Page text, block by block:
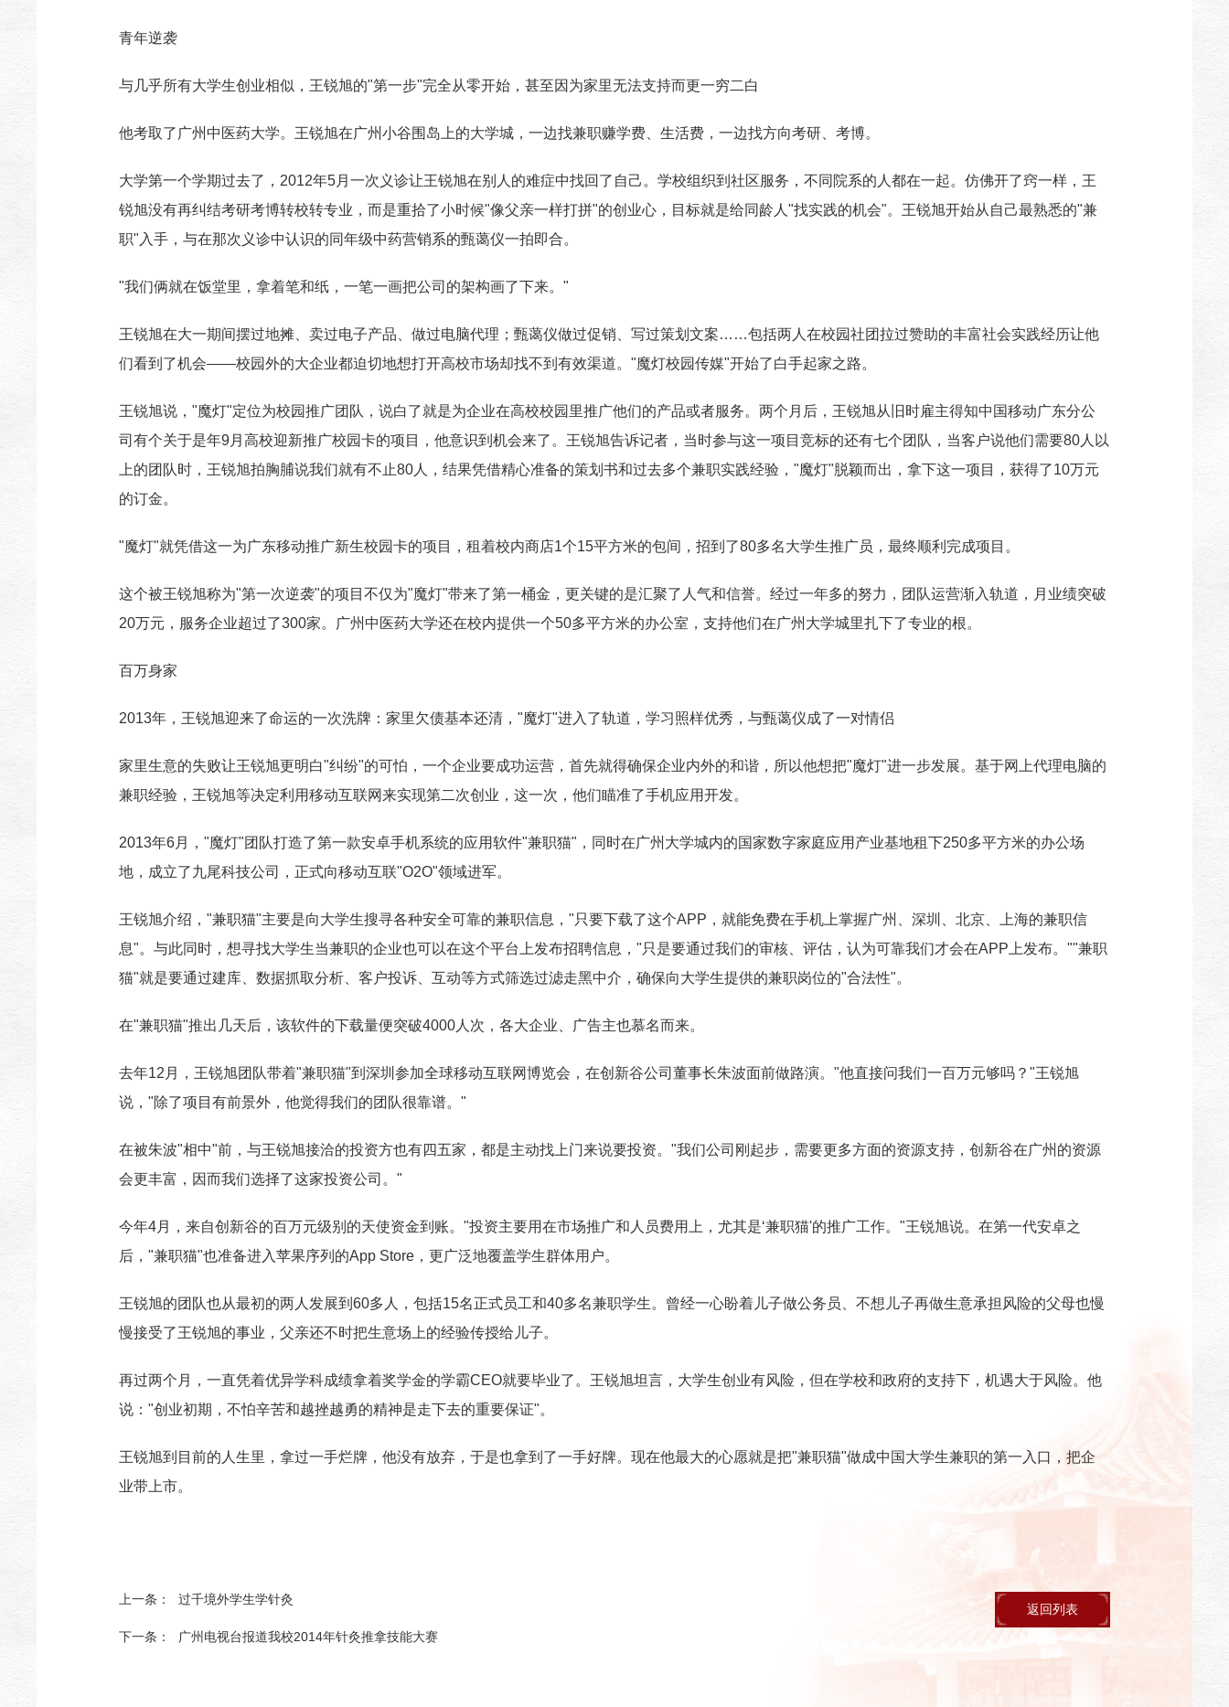
青年逆袭
与几乎所有大学生创业相似，王锐旭的"第一步"完全从零开始，甚至因为家里无法支持而更一穷二白
他考取了广州中医药大学。王锐旭在广州小谷围岛上的大学城，一边找兼职赚学费、生活费，一边找方向考研、考博。
大学第一个学期过去了，2012年5月一次义诊让王锐旭在别人的难症中找回了自己。学校组织到社区服务，不同院系的人都在一起。仿佛开了窍一样，王
锐旭没有再纠结考研考博转校转专业，而是重拾了小时候"像父亲一样打拼"的创业心，目标就是给同龄人"找实践的机会"。王锐旭开始从自己最熟悉的"兼
职"入手，与在那次义诊中认识的同年级中药营销系的甄蔼仪一拍即合。
"我们俩就在饭堂里，拿着笔和纸，一笔一画把公司的架构画了下来。"
王锐旭在大一期间摆过地摊、卖过电子产品、做过电脑代理；甄蔼仪做过促销、写过策划文案……包括两人在校园社团拉过赞助的丰富社会实践经历让他
们看到了机会——校园外的大企业都迫切地想打开高校市场却找不到有效渠道。"魔灯校园传媒"开始了白手起家之路。
王锐旭说，"魔灯"定位为校园推广团队，说白了就是为企业在高校校园里推广他们的产品或者服务。两个月后，王锐旭从旧时雇主得知中国移动广东分公
司有个关于是年9月高校迎新推广校园卡的项目，他意识到机会来了。王锐旭告诉记者，当时参与这一项目竞标的还有七个团队，当客户说他们需要80人以
上的团队时，王锐旭拍胸脯说我们就有不止80人，结果凭借精心准备的策划书和过去多个兼职实践经验，"魔灯"脱颖而出，拿下这一项目，获得了10万元
的订金。
"魔灯"就凭借这一为广东移动推广新生校园卡的项目，租着校内商店1个15平方米的包间，招到了80多名大学生推广员，最终顺利完成项目。
这个被王锐旭称为"第一次逆袭"的项目不仅为"魔灯"带来了第一桶金，更关键的是汇聚了人气和信誉。经过一年多的努力，团队运营渐入轨道，月业绩突破
20万元，服务企业超过了300家。广州中医药大学还在校内提供一个50多平方米的办公室，支持他们在广州大学城里扎下了专业的根。
百万身家
2013年，王锐旭迎来了命运的一次洗牌：家里欠债基本还清，"魔灯"进入了轨道，学习照样优秀，与甄蔼仪成了一对情侣
家里生意的失败让王锐旭更明白"纠纷"的可怕，一个企业要成功运营，首先就得确保企业内外的和谐，所以他想把"魔灯"进一步发展。基于网上代理电脑的
兼职经验，王锐旭等决定利用移动互联网来实现第二次创业，这一次，他们瞄准了手机应用开发。
2013年6月，"魔灯"团队打造了第一款安卓手机系统的应用软件"兼职猫"，同时在广州大学城内的国家数字家庭应用产业基地租下250多平方米的办公场
地，成立了九尾科技公司，正式向移动互联"O2O"领域进军。
王锐旭介绍，"兼职猫"主要是向大学生搜寻各种安全可靠的兼职信息，"只要下载了这个APP，就能免费在手机上掌握广州、深圳、北京、上海的兼职信
息"。与此同时，想寻找大学生当兼职的企业也可以在这个平台上发布招聘信息，"只是要通过我们的审核、评估，认为可靠我们才会在APP上发布。""兼职
猫"就是要通过建库、数据抓取分析、客户投诉、互动等方式筛选过滤走黑中介，确保向大学生提供的兼职岗位的"合法性"。
在"兼职猫"推出几天后，该软件的下载量便突破4000人次，各大企业、广告主也慕名而来。
去年12月，王锐旭团队带着"兼职猫"到深圳参加全球移动互联网博览会，在创新谷公司董事长朱波面前做路演。"他直接问我们一百万元够吗？"王锐旭
说，"除了项目有前景外，他觉得我们的团队很靠谱。"
在被朱波"相中"前，与王锐旭接洽的投资方也有四五家，都是主动找上门来说要投资。"我们公司刚起步，需要更多方面的资源支持，创新谷在广州的资源
会更丰富，因而我们选择了这家投资公司。"
今年4月，来自创新谷的百万元级别的天使资金到账。"投资主要用在市场推广和人员费用上，尤其是‘兼职猫'的推广工作。"王锐旭说。在第一代安卓之
后，"兼职猫"也准备进入苹果序列的App Store，更广泛地覆盖学生群体用户。
王锐旭的团队也从最初的两人发展到60多人，包括15名正式员工和40多名兼职学生。曾经一心盼着儿子做公务员、不想儿子再做生意承担风险的父母也慢
慢接受了王锐旭的事业，父亲还不时把生意场上的经验传授给儿子。
再过两个月，一直凭着优异学科成绩拿着奖学金的学霸CEO就要毕业了。王锐旭坦言，大学生创业有风险，但在学校和政府的支持下，机遇大于风险。他
说："创业初期，不怕辛苦和越挫越勇的精神是走下去的重要保证"。
王锐旭到目前的人生里，拿过一手烂牌，他没有放弃，于是也拿到了一手好牌。现在他最大的心愿就是把"兼职猫"做成中国大学生兼职的第一入口，把企
业带上市。
上一条： 过千境外学生学针灸
下一条： 广州电视台报道我校2014年针灸推拿技能大赛
返回列表